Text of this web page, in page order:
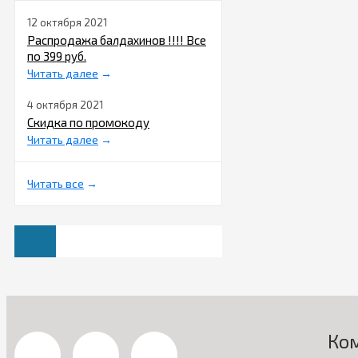
12 октября 2021
Распродажа балдахинов !!!! Все
по 399 руб.
Читать далее →
4 октября 2021
Скидка по промокоду
Читать далее →
Читать все →